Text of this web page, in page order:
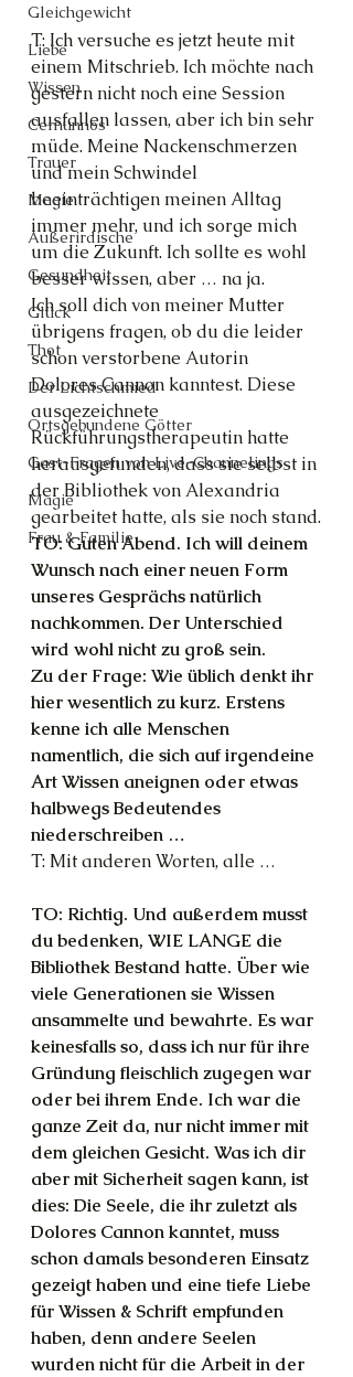
Gleichgewicht
Liebe
Wissen
Cernunnos
Trauer
Magie
Außerirdische
Gesundheit
Glück
Thot
Der Lichtschmied
Ortsgebundene Götter
Gast-Fragen von Live-Channelings
Magie
Frau & Familie
T: Ich versuche es jetzt heute mit
einem Mitschrieb. Ich möchte nach
gestern nicht noch eine Session
ausfallen lassen, aber ich bin sehr
müde. Meine Nackenschmerzen
und mein Schwindel
beeinträchtigen meinen Alltag
immer mehr, und ich sorge mich
um die Zukunft. Ich sollte es wohl
besser wissen, aber … na ja.
Ich soll dich von meiner Mutter
übrigens fragen, ob du die leider
schon verstorbene Autorin
Dolores Cannon kanntest. Diese
ausgezeichnete
Rückführungstherapeutin hatte
herausgefunden, dass sie selbst in
der Bibliothek von Alexandria
gearbeitet hatte, als sie noch stand.
TO: Guten Abend. Ich will deinem
Wunsch nach einer neuen Form
unseres Gesprächs natürlich
nachkommen. Der Unterschied
wird wohl nicht zu groß sein.
Zu der Frage: Wie üblich denkt ihr
hier wesentlich zu kurz. Erstens
kenne ich alle Menschen
namentlich, die sich auf irgendeine
Art Wissen aneignen oder etwas
halbwegs Bedeutendes
niederschreiben …
T: Mit anderen Worten, alle …
TO: Richtig. Und außerdem musst
du bedenken, WIE LANGE die
Bibliothek Bestand hatte. Über wie
viele Generationen sie Wissen
ansammelte und bewahrte. Es war
keinesfalls so, dass ich nur für ihre
Gründung fleischlich zugegen war
oder bei ihrem Ende. Ich war die
ganze Zeit da, nur nicht immer mit
dem gleichen Gesicht. Was ich dir
aber mit Sicherheit sagen kann, ist
dies: Die Seele, die ihr zuletzt als
Dolores Cannon kanntet, muss
schon damals besonderen Einsatz
gezeigt haben und eine tiefe Liebe
für Wissen & Schrift empfunden
haben, denn andere Seelen
wurden nicht für die Arbeit in der